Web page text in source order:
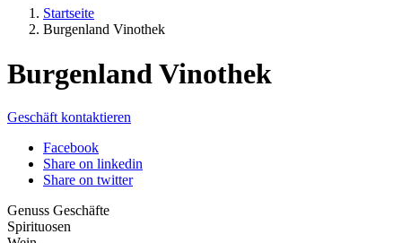
Startseite
Burgenland Vinothek
Burgenland Vinothek
Geschäft kontaktieren
Facebook
Share on linkedin
Share on twitter
Genuss Geschäfte
Spirituosen